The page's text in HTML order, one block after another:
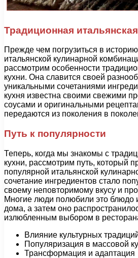
Традиционная
Прежде чем погрузиться в
итальянской кулинарной
рассмотрим особенности
кухни. Она славится своей
уникальными сочетаниями
кухня известна своими свежими
соусами и оригинальными
передаются из поколения в
Путь к популярности
Теперь, когда мы знакомы с
кухни, рассмотрим путь, который
популярной итальянской
сочетание ингредиентов стало
своему неповторимому вкусу и
Многие люди полюбили это блюдо
дома, а затем оно
излюбленным выбором в
Влияние культурных
Популяризация в массовой
Трансформация и адаптация